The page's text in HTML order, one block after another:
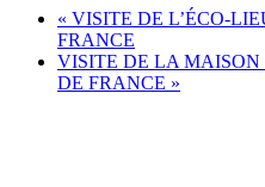
« VISITE DE L’ÉCO-
FRANCE
VISITE DE LA
DE FRANCE »